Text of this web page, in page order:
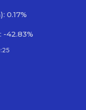
0.17%
42.83%